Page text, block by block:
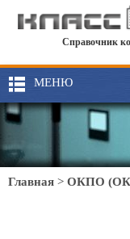
Справочник
МЕНЮ
Главная > ОКПО (ОК